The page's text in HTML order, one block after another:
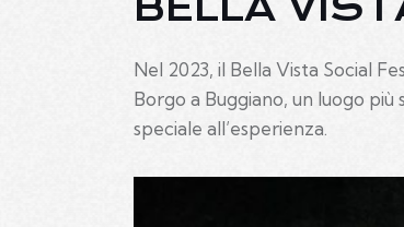
Nel 2023, il Bella Vista Social
Borgo a Buggiano, un luogo
speciale all’esperienza.